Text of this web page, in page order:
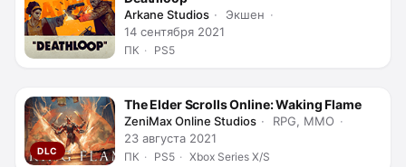
Arkane Studios
Экшен
14 сентября 2021
ПК PS5
DLC
The Elder Scrolls Online: Waking Flame
ZeniMax Online Studios
RPG, MMO
23 августа 2021
ПК PS5 Xbox Series X/S